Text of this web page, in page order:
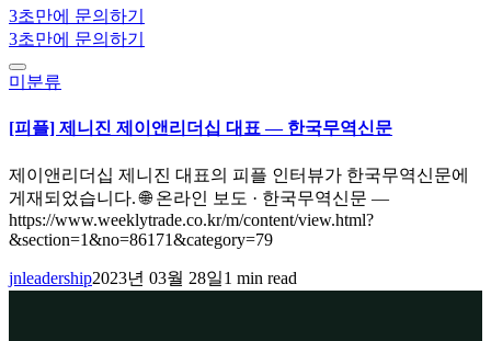
3초만에 문의하기
3초만에 문의하기
미분류
[피플] 제니진 제이앤리더십 대표 — 한국무역신문
제이앤리더십 제니진 대표의 피플 인터뷰가 한국무역신문에
게재되었습니다. 🌐 온라인 보도 · 한국무역신문 —
https://www.weeklytrade.co.kr/m/content/view.html?
&section=1&no=86171&category=79
jnleadership2023년 03월 28일1 min read